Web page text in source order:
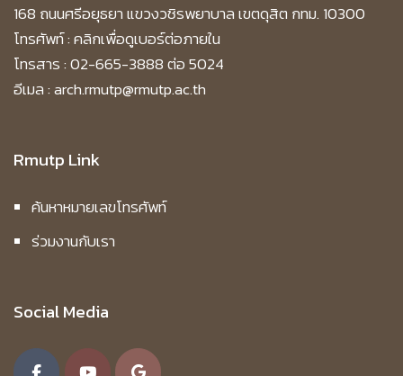
168 ถนนศรีอยุธยา แขวงวชิรพยาบาล เขตดุสิต กทม. 10300
โทรศัพท์ :คลิกเพื่อดูเบอร์ต่อภายใน
โทรสาร : 02-665-3888 ต่อ 5024
อีเมล : arch.rmutp@rmutp.ac.th
Rmutp Link
ค้นหาหมายเลขโทรศัพท์
ร่วมงานกับเรา
Social Media